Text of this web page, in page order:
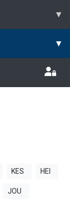
▾
▾
KES HEI
JOU